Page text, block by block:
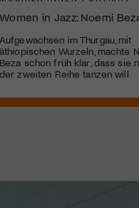
in Jazz: Noemi
im Thurgau, mit
Wurzeln, machte
schon früh klar, dass sie
zweiten Reihe tanzen will